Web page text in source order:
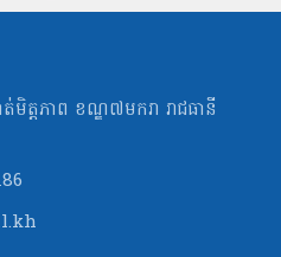
ត្ដភាព ខណ្ឌ៧មករា រាជធានី